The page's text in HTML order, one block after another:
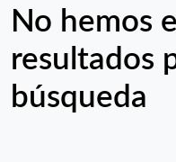
No hemos
resultados
búsqueda